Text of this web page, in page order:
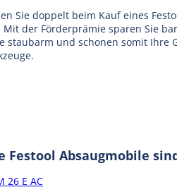
Sie doppelt beim Kauf eines
der Förderprämie sparen Sie
staubarm und schonen somit Ihre
Festool Absaugmobile
26 E AC